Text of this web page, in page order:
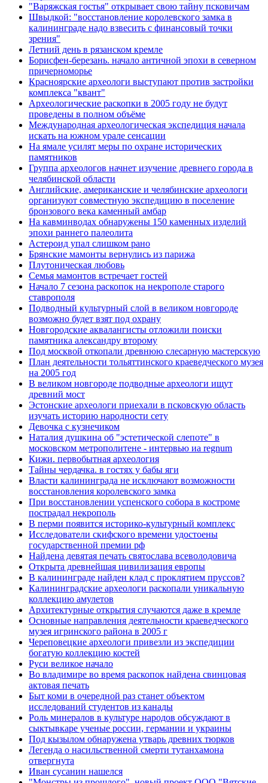
"Варяжская гостья" открывает свою тайну псковичам
Швыдкой: "восстановление королевского замка в
калининграде надо взвесить с финансовый точки
зрения"
Летний день в рязанском кремле
Борисфен-березань. начало античной эпохи в северном
причерноморье
Красноярские археологи выступают против застройки
комплекса "квант"
Археологические раскопки в 2005 году не будут
проведены в полном объёме
Международная археологическая экспедиция начала
искать на южном урале сенсации
На ямале усилят меры по охране исторических
памятников
Группа археологов начнет изучение древнего города в
челябинской области
Английские, американские и челябинские археологи
организуют совместную экспедицию в поселение
бронзового века каменный амбар
На кавминводах обнаружены 150 каменных изделий
эпохи раннего палеолита
Астероид упал слишком рано
Брянские мамонты вернулись из парижа
Плутоническая любовь
Семья мамонтов встречает гостей
Начало 7 сезона раскопок на некрополе старого
ставрополя
Подводный культурный слой в великом новгороде
возможно будет взят под охрану
Новгородские аквалангисты отложили поиски
памятника александру второму
Под москвой откопали древнюю слесарную мастерскую
План деятельности тольяттинского краеведческого музея
на 2005 год
В великом новгороде подводные археологи ищут
древний мост
Эстонские археологи приехали в псковскую область
изучать историю народности сету
Девочка с кузнечиком
Наталия душкина об "эстетической слепоте" в
московском метрополитене - интервью иа regnum
Кижи. первобытная археология
Тайны чердачка. в гостях у бабы яги
Власти калининграда не исключают возможности
восстановления королевского замка
При восстановлении успенского собора в костроме
пострадал некрополь
В перми появится историко-культурный комплекс
Исследователи скифского времени удостоены
государственной премии рф
Найдена девятая печать святослава всеволодовича
Открыта древнейшая цивилизация европы
В калининграде найден клад с проклятием пруссов?
Калининградские археологи раскопали уникальную
коллекцию амулетов
Архитектурные открытия случаются даже в кремле
Основные направления деятельности краеведческого
музея игринского района в 2005 г
Череповецкие археологи привезли из экспедиции
богатую коллекцию костей
Руси великое начало
Во владимире во время раскопок найдена свинцовая
актовая печать
Быт коми в очередной раз станет объектом
исследований студентов из канады
Роль минералов в культуре народов обсуждают в
сыктывкаре ученые россии, германии и украины
Под кызылом обнаружена утварь древних тюрков
Легенда о насильственной смерти тутанхамона
отвергнута
Иван сусанин нашелся